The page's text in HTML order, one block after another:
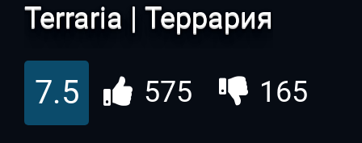
Terraria | Террария
7.5 575 165